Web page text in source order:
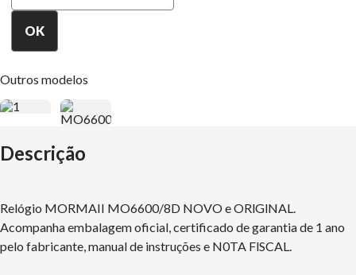
Outros modelos
Descrição
Relógio MORMAII MO6600/8D NOVO e ORlGlNAL.
Acompanha embalagem oficial, certificado de garantia de 1 ano
pelo fabricante, manual de instruções e N0TA FlSCAL.